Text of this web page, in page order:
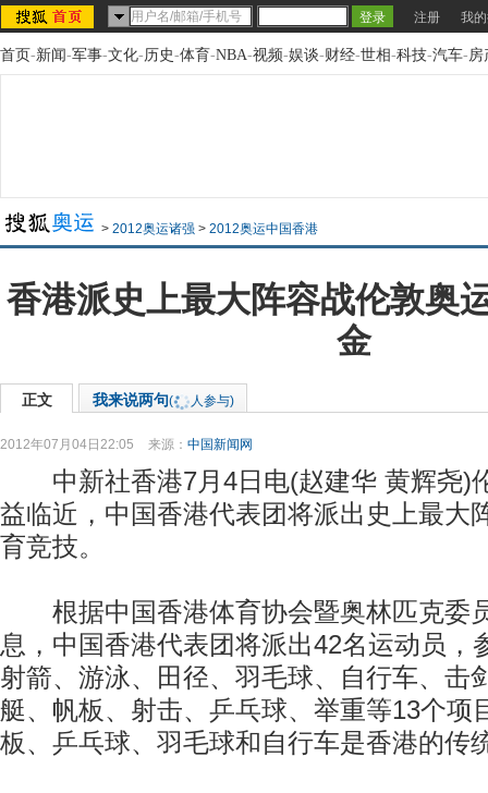
注册 我
首页-新闻-军事-文化-历史-体育-NBA-视频-娱谈-财经-世相-科技-汽车-房
> 2012奥运诸强 > 2012奥运中国香港
香港派史上最大阵容战伦敦奥
金
正文 我来说两句( 人参与)
2012年07月04日22:05 来源： 中国新闻网
中新社香港7月4日电(赵建华 黄辉尧)
益临近，中国香港代表团将派出史上最大
育竞技。
根据中国香港体育协会暨奥林匹克委
息，中国香港代表团将派出42名运动员，
射箭、游泳、田径、羽毛球、自行车、击
艇、帆板、射击、乒乓球、举重等13个项
板、乒乓球、羽毛球和自行车是香港的传